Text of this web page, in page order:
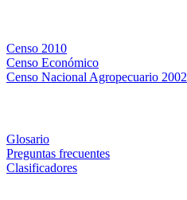
Censo 2010
Censo Económico
Censo Nacional Agropecuario 2002
Glosario
Preguntas frecuentes
Clasificadores